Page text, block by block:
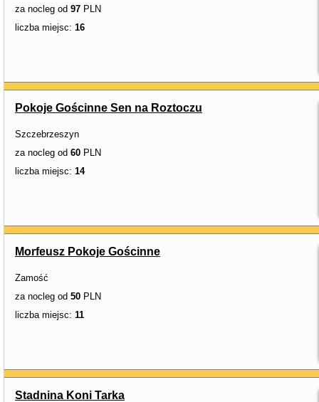
za nocleg od 97 PLN
liczba miejsc: 16
Pokoje Gościnne Sen na Roztoczu
Szczebrzeszyn
za nocleg od 60 PLN
liczba miejsc: 14
Morfeusz Pokoje Gościnne
Zamość
za nocleg od 50 PLN
liczba miejsc: 11
Stadnina Koni Tarka